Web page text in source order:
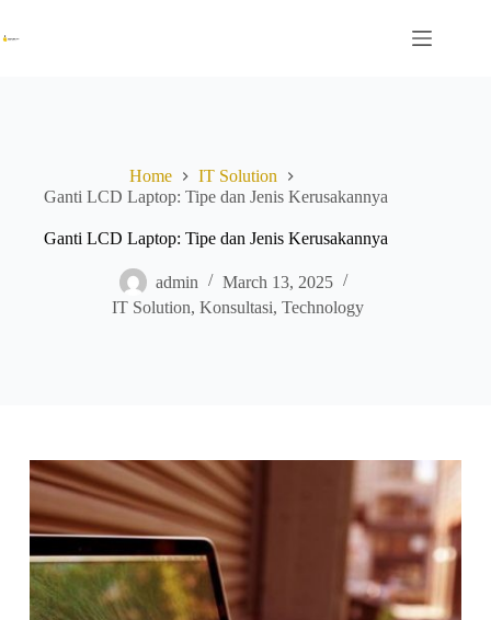
content
Home
IT Solution
Ganti LCD Laptop: Tipe dan Jenis Kerusakannya
Ganti LCD Laptop: Tipe dan Jenis Kerusakannya
admin
March 13, 2025
IT Solution,Konsultasi,Technology